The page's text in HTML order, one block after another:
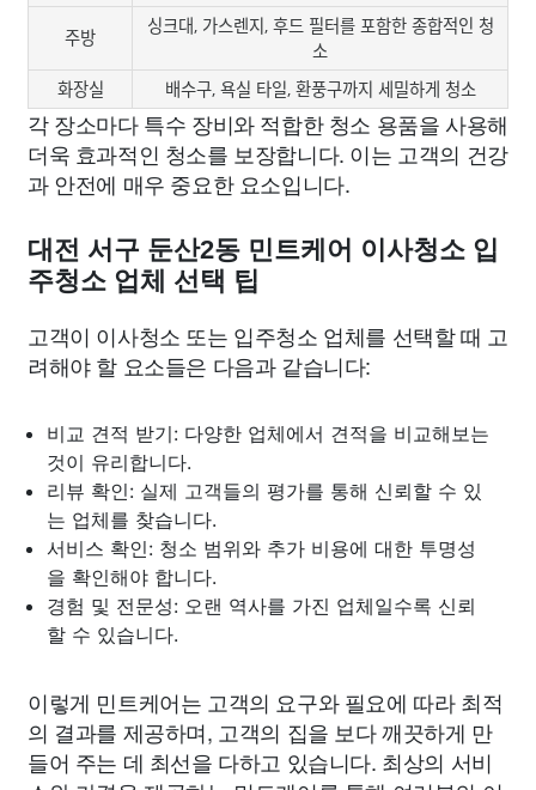
주방
싱크대, 가스렌지, 후드 필터를 포함한 종합적인 청
소
화장실
배수구, 욕실 타일, 환풍구까지 세밀하게 청소
각 장소마다 특수 장비와 적합한 청소 용품을 사용해
더욱 효과적인 청소를 보장합니다. 이는 고객의 건강
과 안전에 매우 중요한 요소입니다.
대전 서구 둔산2동 민트케어 이사청소 입
주청소 업체 선택 팁
고객이 이사청소 또는 입주청소 업체를 선택할 때 고
려해야 할 요소들은 다음과 같습니다:
비교 견적 받기: 다양한 업체에서 견적을 비교해보는
것이 유리합니다.
리뷰 확인: 실제 고객들의 평가를 통해 신뢰할 수 있
는 업체를 찾습니다.
서비스 확인: 청소 범위와 추가 비용에 대한 투명성
을 확인해야 합니다.
경험 및 전문성: 오랜 역사를 가진 업체일수록 신뢰
할 수 있습니다.
이렇게 민트케어는 고객의 요구와 필요에 따라 최적
의 결과를 제공하며, 고객의 집을 보다 깨끗하게 만
들어 주는 데 최선을 다하고 있습니다. 최상의 서비